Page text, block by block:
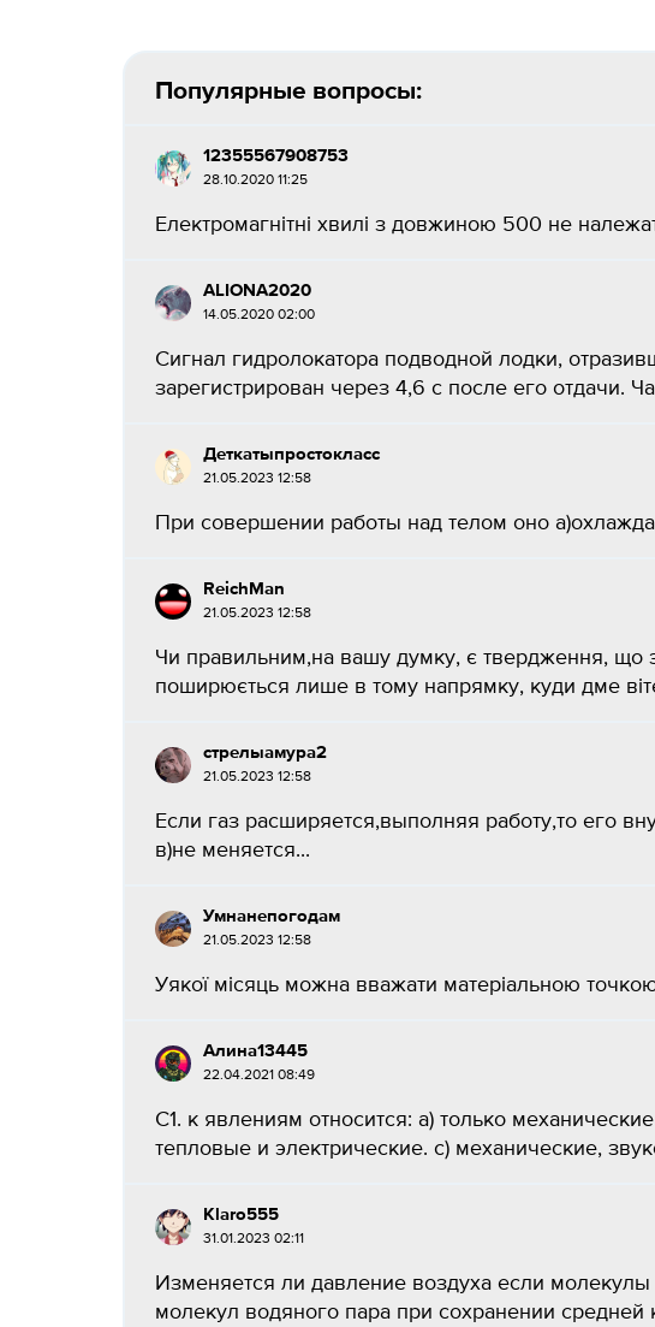
Популярные вопросы:
12355567908753
28.10.2020 11:25
Електромагнітні хвилі з довжиною 500 не
ALIONA2020
14.05.2020 02:00
Сигнал гидролокатора подводной лодки,
зарегистрирован через 4,6 с после его отдачи.
Деткатыпростокласс
21.05.2023 12:58
При совершении работы над телом оно
ReichMan
21.05.2023 12:58
Чи правильним,на вашу думку, є твердження, що
поширюється лише в тому напрямку, куди дме
стрелыамура2
21.05.2023 12:58
Если газ расширяется,выполняя работу,то его
в)не меняется...
Умнанепогодам
21.05.2023 12:58
Уякої місяць можна вважати матеріальною
Алина13445
22.04.2021 08:49
С1. к явлениям относится: а) только
тепловые и электрические. с) механические,
Klaro555
31.01.2023 02:11
Изменяется ли давление воздуха если
молекул водяного пара при сохранении средней